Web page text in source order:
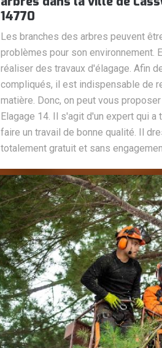
14770
Les branches des arbres peuvent
problèmes pour son environnement.
réaliser des travaux d'élagage. Afin
compliqués, il est indispensable de
matière. Donc, on peut vous
Elagage 14. Il s'agit d'un expert qui
faire un travail de bonne qualité. Il
totalement gratuit et sans